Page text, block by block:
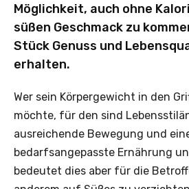
Möglichkeit, auch ohne
süßen Geschmack zu
Stück Genuss und
erhalten.
Wer sein Körpergewicht in den
möchte, für den sind
ausreichende Bewegung und
bedarfsangepasste Ernährung
bedeutet dies aber für die